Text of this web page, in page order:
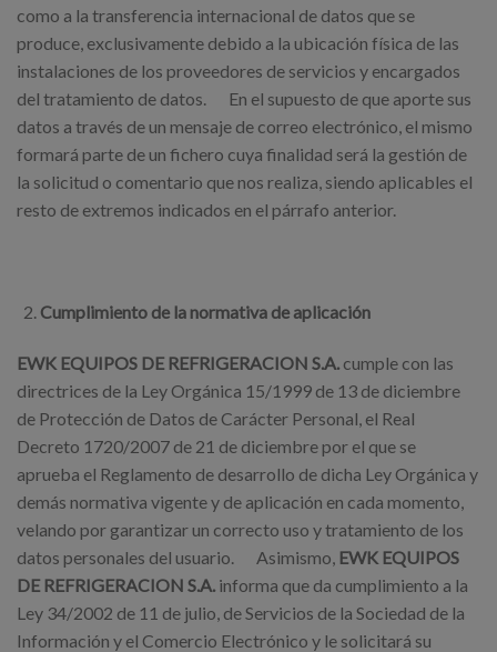
como a la transferencia internacional de datos que se
produce, exclusivamente debido a la ubicación física de las
instalaciones de los proveedores de servicios y encargados
del tratamiento de datos. En el supuesto de que aporte sus
datos a través de un mensaje de correo electrónico, el mismo
formará parte de un fichero cuya finalidad será la gestión de
la solicitud o comentario que nos realiza, siendo aplicables el
resto de extremos indicados en el párrafo anterior.
Cumplimiento de la normativa de aplicación
EWK EQUIPOS DE REFRIGERACION S.A. cumple con las
directrices de la Ley Orgánica 15/1999 de 13 de diciembre
de Protección de Datos de Carácter Personal, el Real
Decreto 1720/2007 de 21 de diciembre por el que se
aprueba el Reglamento de desarrollo de dicha Ley Orgánica y
demás normativa vigente y de aplicación en cada momento,
velando por garantizar un correcto uso y tratamiento de los
datos personales del usuario. Asimismo, EWK EQUIPOS
DE REFRIGERACION S.A. informa que da cumplimiento a la
Ley 34/2002 de 11 de julio, de Servicios de la Sociedad de la
Información y el Comercio Electrónico y le solicitará su